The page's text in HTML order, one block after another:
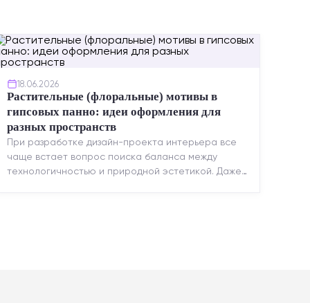
18.06.2026
Растительные (флоральные) мотивы в
гипсовых панно: идеи оформления для
разных пространств
При разработке дизайн-проекта интерьера все
чаще встает вопрос поиска баланса между
технологичностью и природной эстетикой. Даже